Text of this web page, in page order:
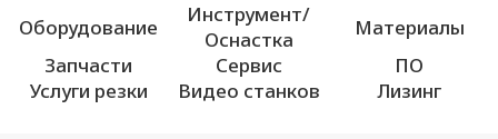
Оборудование
Инструмент/
Оснастка
Материалы
Запчасти
Сервис
ПО
Услуги резки
Видео станков Лизинг